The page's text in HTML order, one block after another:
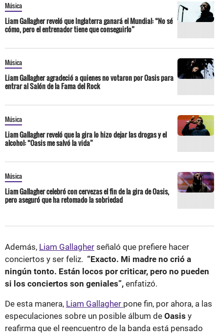
Música
Liam Gallagher reveló que Inglaterra ganará el Mundial: “No sé
cómo, pero el entrenador tiene que conseguirlo”
Música
Liam Gallagher agradeció a quienes no votaron por Oasis para
entrar al Salón de la Fama del Rock
Música
Liam Gallagher reveló que la gira lo hizo dejar las drogas y el
alcohol: “Oasis me salvó la vida”
Música
Liam Gallagher celebró con cervezas el fin de la gira de Oasis,
pero aseguró que ha retomado la sobriedad
Además, Liam Gallagher señaló que prefiere hacer
conciertos y ser feliz. “Exacto. Mi madre no crió a
ningún tonto. Están locos por criticar, pero no pueden
si los conciertos son geniales”, enfatizó.
De esta manera, Liam Gallagher pone fin, por ahora, a las
especulaciones sobre un posible álbum de Oasis y
reafirma que el reencuentro de la banda está pensado